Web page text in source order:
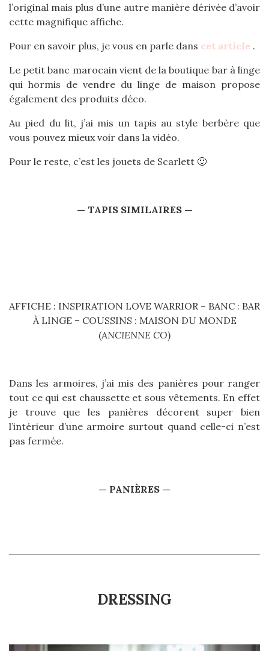
l’original mais plus d’une autre manière dérivée d’avoir
cette magnifique affiche.
Pour en savoir plus, je vous en parle dans cet article .
Le petit banc marocain vient de la boutique bar à linge
qui hormis de vendre du linge de maison propose
également des produits déco.
Au pied du lit, j’ai mis un tapis au style berbère que
vous pouvez mieux voir dans la vidéo.
Pour le reste, c’est les jouets de Scarlett 🙂
— TAPIS SIMILAIRES —
AFFICHE : INSPIRATION LOVE WARRIOR – BANC : BAR
À LINGE – COUSSINS : MAISON DU MONDE
(ANCIENNE CO)
Dans les armoires, j’ai mis des panières pour ranger
tout ce qui est chaussette et sous vêtements. En effet
je trouve que les panières décorent super bien
l’intérieur d’une armoire surtout quand celle-ci n’est
pas fermée.
— PANIÈRES —
DRESSING